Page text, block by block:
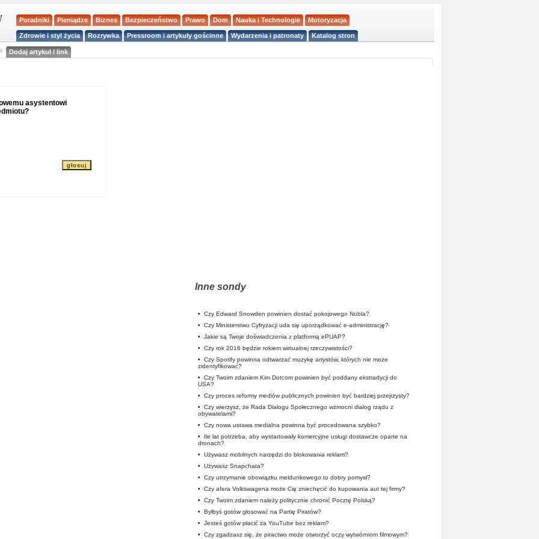
Poradniki Pieniądze Biznes Bezpieczeństwo Prawo Dom Nauka i Technologie Motoryzacja
Zdrowie i styl życia Rozrywka Pressroom i artykuły gościnne Wydarzenia i patronaty Katalog stron
Dodaj artykuł / link
asystentowi
Inne sondy
• Czy Edward Snowden powinien dostać pokojowego Nobla?
• Czy Ministerstwu Cyfryzacji uda się uporządkować e-administrację?
• Jakie są Twoje doświadczenia z platformą ePUAP?
• Czy rok 2016 będzie rokiem wirtualnej rzeczywistości?
• Czy Spotify powinna odtwarzać muzykę artystów, których nie może
zidentyfikować?
• Czy Twoim zdaniem Kim Dotcom powinien być poddany ekstradycji do
USA?
• Czy proces reformy mediów publicznych powinien być bardziej przejrzysty?
• Czy wierzysz, że Rada Dialogu Społecznego wzmocni dialog rządu z
obywatelami?
• Czy nowa ustawa medialna powinna być procedowana szybko?
•
Ile lat potrzeba, aby wystartowały komercyjne usługi dostawcze oparte na
dronach?
• Używasz mobilnych narzędzi do blokowania reklam?
• Używasz Snapchata?
• Czy utrzymanie obowiązku meldunkowego to dobry pomysł?
• Czy afera Volkswagena może Cię zniechęcić do kupowania aut tej firmy?
• Czy Twoim zdaniem należy politycznie chronić Pocztę Polską?
• Byłbyś gotów głosować na Partię Piratów?
• Jesteś gotów płacić za YouTube bez reklam?
• Czy zgadzasz się, że piractwo może otworzyć oczy wytwórniom filmowym?